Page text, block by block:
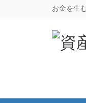
お金を生